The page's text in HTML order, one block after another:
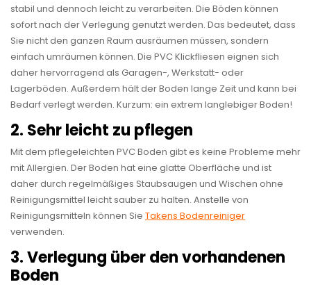
stabil und dennoch leicht zu verarbeiten. Die Böden können
sofort nach der Verlegung genutzt werden. Das bedeutet, dass
Sie nicht den ganzen Raum ausräumen müssen, sondern
einfach umräumen können. Die PVC Klickfliesen eignen sich
daher hervorragend als Garagen-, Werkstatt- oder
Lagerböden. Außerdem hält der Boden lange Zeit und kann bei
Bedarf verlegt werden. Kurzum: ein extrem langlebiger Boden!
2. Sehr leicht zu pflegen
Mit dem pflegeleichten PVC Boden gibt es keine Probleme mehr
mit Allergien. Der Boden hat eine glatte Oberfläche und ist
daher durch regelmäßiges Staubsaugen und Wischen ohne
Reinigungsmittel leicht sauber zu halten. Anstelle von
Reinigungsmitteln können Sie Takens Bodenreiniger
verwenden.
3. Verlegung über den vorhandenen
Boden